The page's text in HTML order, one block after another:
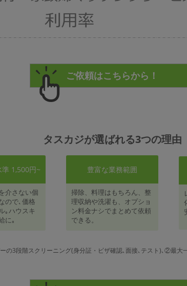
タスカジが選ばれる3つの理由
1,500円~
介さない個
ので､価格
｡ハウスキ
に｡
豊富な業務範囲
掃除、料理はもちろん、整
理収納や洗濯も、オプショ
ン料金ナシでまとめて依頼
できる。
の3段階スクリーニング(身分証・ビザ確認､面接､テスト)､②最大